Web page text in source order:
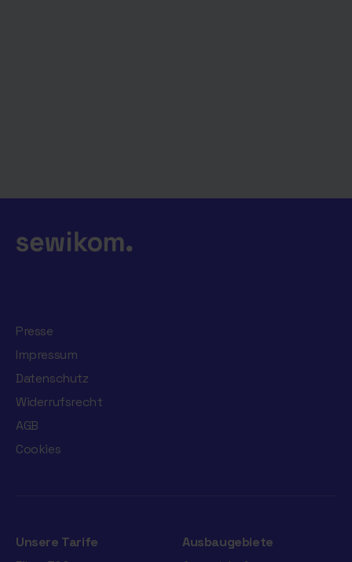
Presse
Impressum
Datenschutz
Widerrufsrecht
AGB
Cookies
Unsere Tarife
Ausbaugebiete